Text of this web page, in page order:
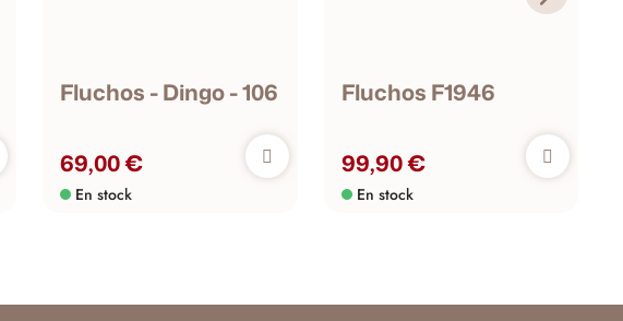
Fluchos - Dingo - 106
69,00 €
En stock
Fluchos F1946
99,90 €
En stock